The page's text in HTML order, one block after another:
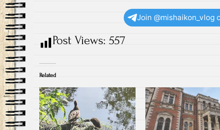
Join @mishaikon_vlog
Post Views: 557
Related